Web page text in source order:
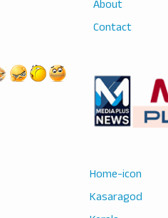
About
Contact
Home-icon
Kasaragod